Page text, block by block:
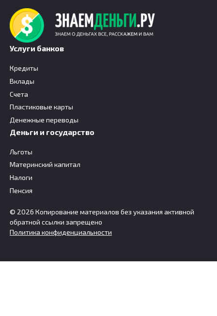
Услуги банков
Кредиты
Вклады
Счета
Пластиковые карты
Денежные переводы
Деньги и государство
Льготы
Материнский капитал
Налоги
Пенсия
© 2026 Копирование материалов без указания активной
обратной ссылки запрещено
Политика конфиденциальности